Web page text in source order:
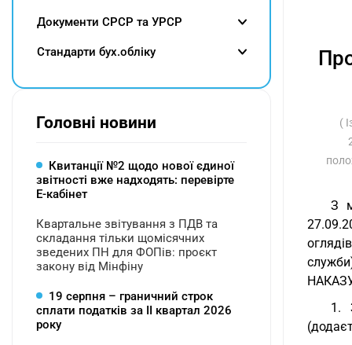
(
З
1.
Документи СРСР та УРСР
Cтандарти бух.обліку
Головні новини
Квитанції №2 щодо нової єдиної
звітності вже надходять: перевірте
Е-кабінет
Квартальне звітування з ПДВ та
складання тільки щомісячних
зведених ПН для ФОПів: проєкт
закону від Мінфіну
19 серпня – граничний строк
сплати податків за ІI квартал 2026
року